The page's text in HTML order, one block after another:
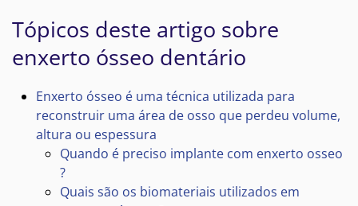
Tópicos deste artigo sobre
enxerto ósseo dentário
Enxerto ósseo é uma técnica utilizada para
reconstruir uma área de osso que perdeu volume,
altura ou espessura
Quando é preciso implante com enxerto osseo
?
Quais são os biomateriais utilizados em